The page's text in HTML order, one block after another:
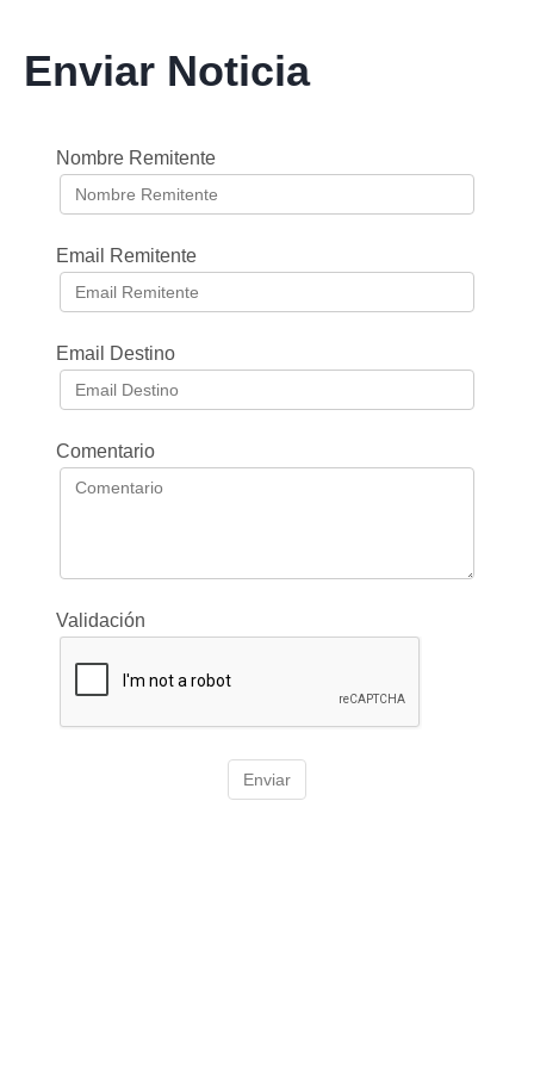
Enviar Noticia
Nombre Remitente
Email Remitente
Email Destino
Comentario
Validación